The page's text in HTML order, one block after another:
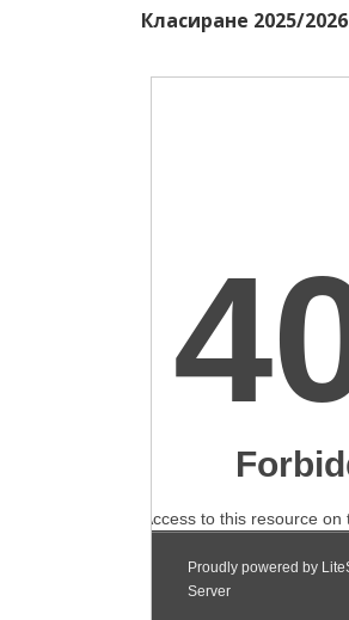
Класиране 2025/2026